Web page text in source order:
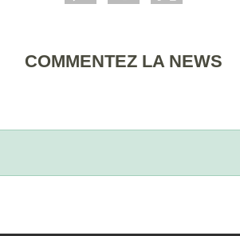
COMMENTEZ LA NEWS